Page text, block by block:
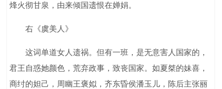
烽火彻甘泉，由来倾国遗恨在婵娟。
右《虞美人》
这词单道女人遗祸。但有一班，是无意害人国家的，
君王自惑她颜色，荒弃政事，致丧国家。如夏桀的妹喜，
商纣的妲己，周幽王褒姒，齐东昏侯潘玉儿，陈后主张丽